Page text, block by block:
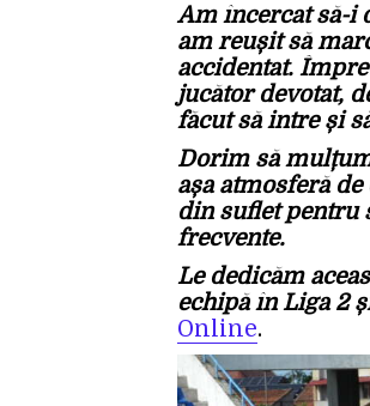
Am încercat să-i
am reușit să
accidentat.
jucător devotat,
făcut să intre și
Dorim să
așa atmosferă
din suflet pentru
frecvente.
Le dedicăm
echipă în Liga 2
Online.